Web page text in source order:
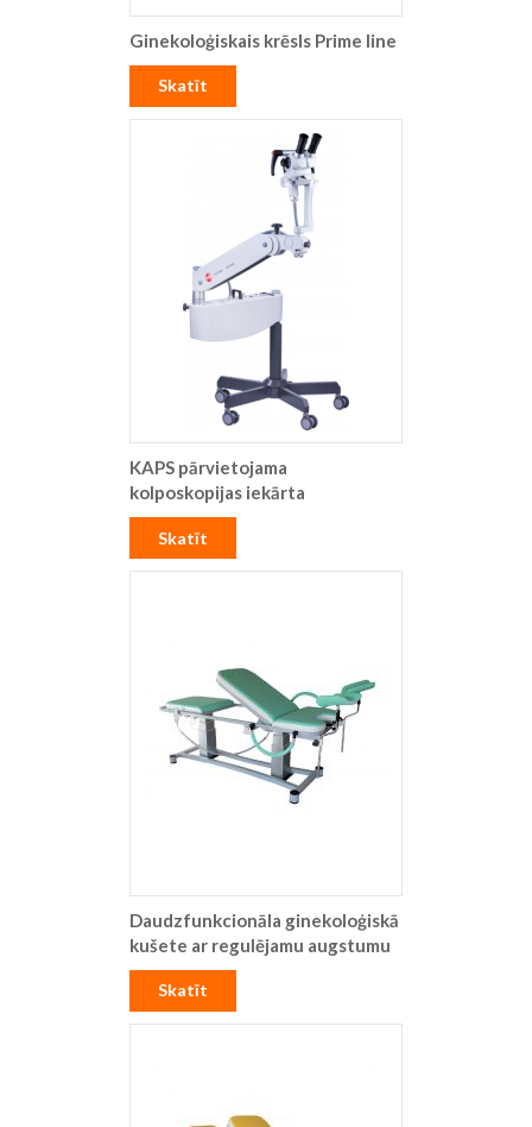
Ginekoloģiskais krēsls Prime line
Skatīt
KAPS pārvietojama
kolposkopijas iekārta
Skatīt
Daudzfunkcionāla ginekoloģiskā
kušete ar regulējamu augstumu
Skatīt